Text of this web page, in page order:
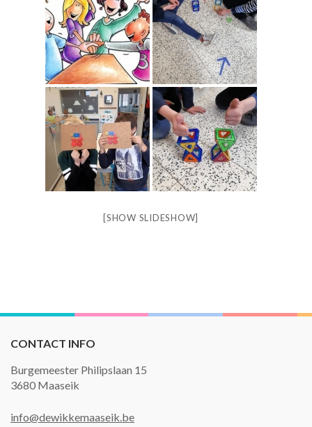
[SHOW SLIDESHOW]
CONTACT INFO
Burgemeester Philipslaan 15
3680 Maaseik
info@dewikkemaaseik.be